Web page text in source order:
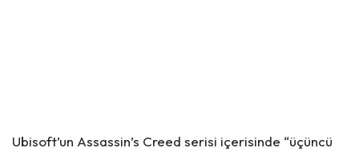
Ubisoft’un Assassin’s Creed serisi içerisinde “üçüncü